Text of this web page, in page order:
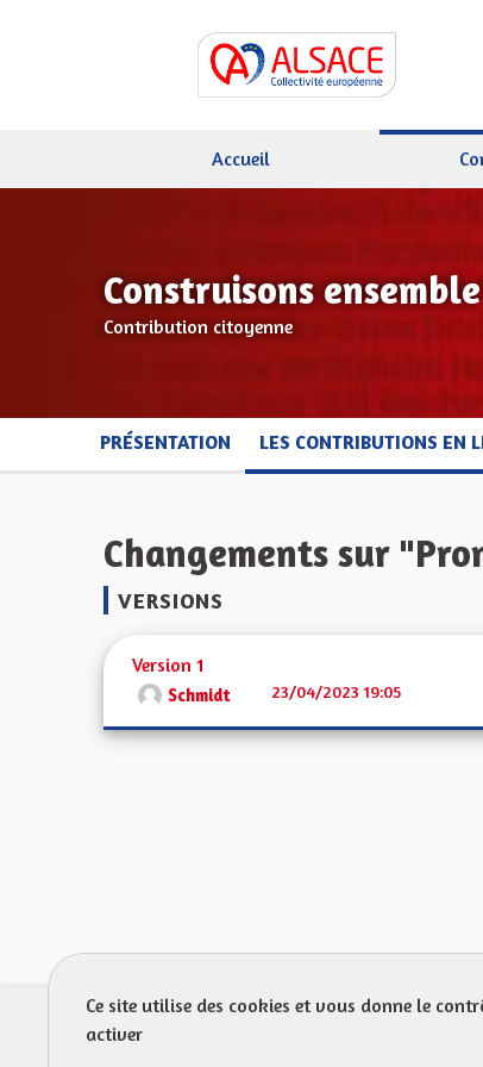
Accueil
Construisons
Contribution citoyenne
PRÉSENTATION LES CONTRIBUTIONS EN
Changements sur
VERSIONS
Version 1
Schmidt 23/04/2023 19:05
Ce site utilise des cookies et vous donne le
activer